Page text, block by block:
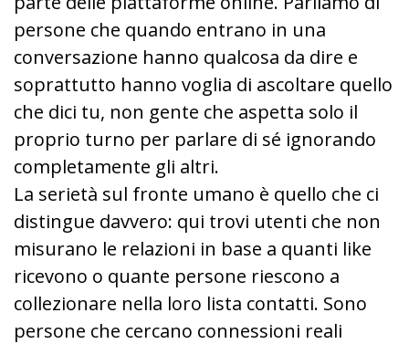
persone che quando entrano in una
conversazione hanno qualcosa da dire e
soprattutto hanno voglia di ascoltare quello
che dici tu, non gente che aspetta solo il
proprio turno per parlare di sé ignorando
completamente gli altri.
La serietà sul fronte umano è quello che ci
distingue davvero: qui trovi utenti che non
misurano le relazioni in base a quanti like
ricevono o quante persone riescono a
collezionare nella loro lista contatti. Sono
persone che cercano connessioni reali